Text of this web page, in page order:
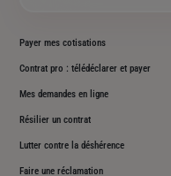
Payer mes cotisations
Contrat pro : télédéclarer et payer
Mes demandes en ligne
Résilier un contrat
Lutter contre la déshérence
Faire une réclamation